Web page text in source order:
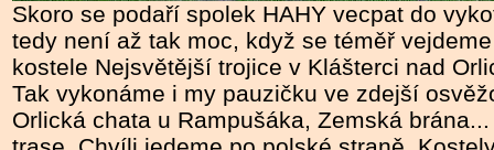
Skoro se podaří spolek HAHY vecpat do
tedy není až tak moc, když se téměř
kostele Nejsvětější trojice v Klášterci nad
Tak vykonáme i my pauzičku ve zdejší
Orlická chata u Rampušáka, Zemská